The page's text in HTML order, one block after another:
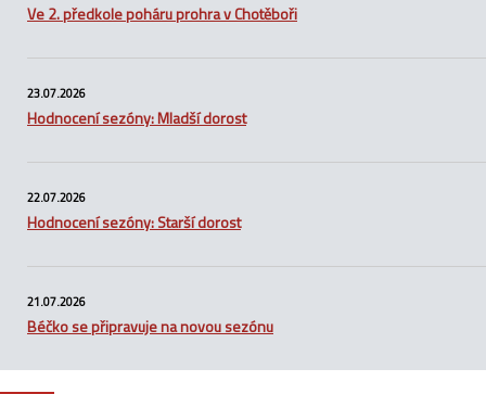
Ve 2. předkole poháru prohra v Chotěboři
23.07.2026
Hodnocení sezóny: Mladší dorost
22.07.2026
Hodnocení sezóny: Starší dorost
21.07.2026
Béčko se připravuje na novou sezónu